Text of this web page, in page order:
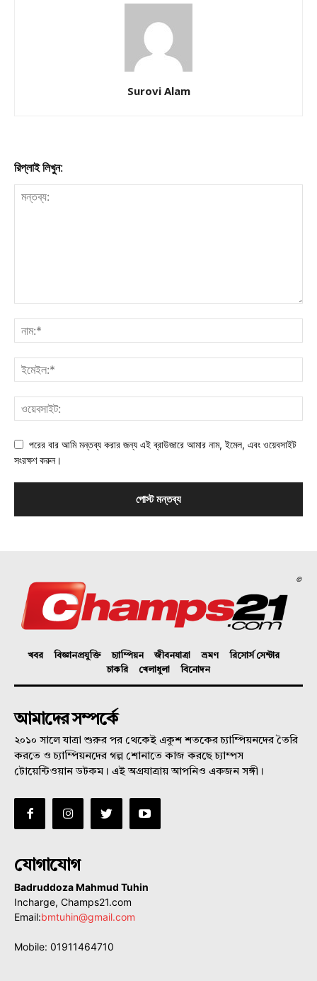
Surovi Alam
রিপ্লাই লিখুন:
পরের বার আমি মন্তব্য করার জন্য এই ব্রাউজারে আমার নাম, ইমেল, এবং ওয়েবসাইট
সংরক্ষণ করুন।
©
খবর বিজ্ঞানপ্রযুক্তি চ্যাম্পিয়ন জীবনযাত্রা ভ্রমণ
রিসোর্স সেন্টার
চাকরি
খেলাধুলা বিনোদন
আমাদের সম্পর্কে
২০১০ সালে যাত্রা শুরুর পর থেকেই একুশ শতকের চ্যাম্পিয়নদের তৈরি
করতে ও চ্যাম্পিয়নদের গল্প শোনাতে কাজ করছে চ্যাম্পস
টোয়েন্টিওয়ান ডটকম। এই অগ্রযাত্রায় আপনিও একজন সঙ্গী।
যোগাযোগ
Badruddoza Mahmud Tuhin
Incharge, Champs21.com
Email:bmtuhin@gmail.com
Mobile: 01911464710